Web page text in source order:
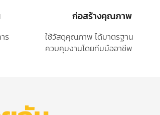
ร
ก่อสร้างคุณภาพ
ใช้วัสดุคุณภาพ ได้มาตรฐาน
ควบคุมงานโดยทีมมืออาชีพ